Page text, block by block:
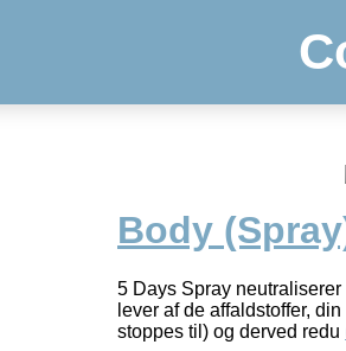
Body
5 Days Spray
lever af de affaldstoffer,
stoppes til) og derved redu